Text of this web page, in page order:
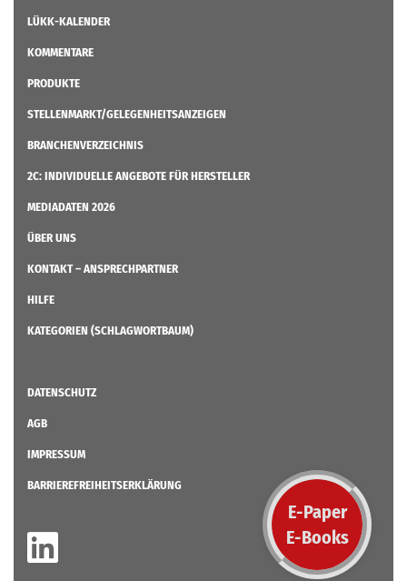
LÜKK-KALENDER
KOMMENTARE
PRODUKTE
STELLENMARKT/GELEGENHEITSANZEIGEN
BRANCHENVERZEICHNIS
2C: INDIVIDUELLE ANGEBOTE FÜR HERSTELLER
MEDIADATEN 2026
ÜBER UNS
KONTAKT – ANSPRECHPARTNER
HILFE
KATEGORIEN (SCHLAGWORTBAUM)
DATENSCHUTZ
AGB
IMPRESSUM
BARRIEREFREIHEITSERKLÄRUNG
E-Paper
E-Books